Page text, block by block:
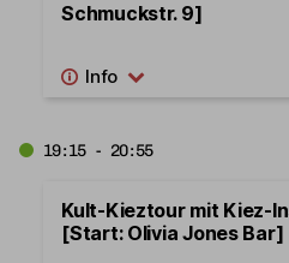
Schmuckstr. 9]
19:15 - 20:55
Kult-Kieztour mit Kiez-
[Start: Olivia Jones Bar]